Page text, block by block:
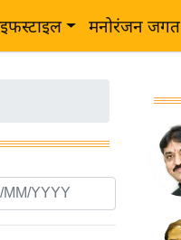
मनोरंजन जगत